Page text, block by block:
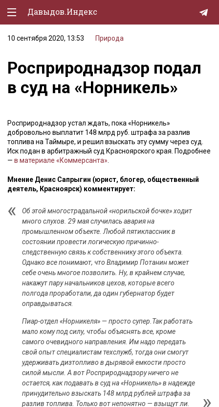
Давыдов.Индекс
Политическая жизнь
Экономика
Природа
Спорт
Культура
Lifestyle
Мурзилка
10 сентября 2020, 13:53 Природа
Росприроднадзор подал
в суд на «Норникель»
Росприроднадзор устал ждать, пока «Норникель»
добровольно выплатит 148 млрд руб. штрафа за разлив
топлива на Таймыре, и решил взыскать эту сумму через суд.
Иск подан в арбитражный суд Красноярского края. Подробнее
— в материале «Коммерсанта»
Мнение Денис Сапрыгин (юрист, блогер, общественный
деятель, Красноярск) комментирует:
Об этой многострадальной «норильской бочке» ходит
много слухов. 29 мая случилась авария на
промышленном объекте. Любой пятиклассник в
состоянии провести логическую причинно-
следственную связь к собственнику этого объекта.
Однако все понимают, что Владимир Потанин может
себе очень многое позволить. Ну, в крайнем случае,
накажут пару начальников цехов, которые всего
полгода проработали, да один губернатор будет
оправдываться.
Пиар-отдел «Норникеля» — просто супер.Так работать
мало кому под силу, чтобы объяснять все, кроме
самого очевидного направления. Им надо передать
свой опыт специалистам техслужб, тогда они смогут
удерживать дизтопливо в дырявой емкости просто
силой мысли. А вот Росприроднадзору ничего не
остается, как подавать в суд на «Норникель» в надежде
принудительно взыскать 148 млрд рублей штрафа за
разлив топлива. Только вот непонятно — взыщут ли.